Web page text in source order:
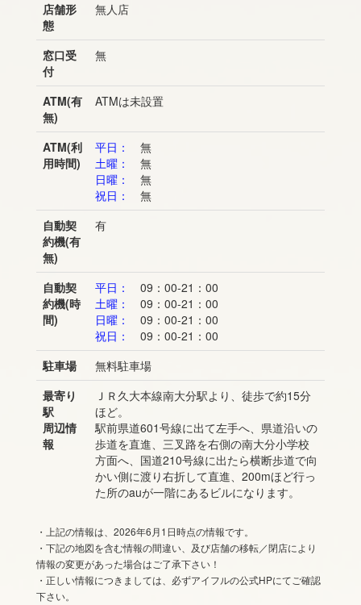
店舗形
態
無人店
窓口受
付
無
ATM(有
無)
ATMは未設置
ATM(利
用時間)
平日：
無
土曜：
無
日曜：
無
祝日：
無
自動契
約機(有
無)
有
自動契
約機(時
間)
平日：
09：00-21：00
土曜：
09：00-21：00
日曜：
09：00-21：00
祝日：
09：00-21：00
駐車場
無料駐車場
最寄り
駅
周辺情
報
ＪＲ久大本線南大分駅より、徒歩で約15分
ほど。
駅前県道601号線に出て左手へ、県道沿いの
歩道を直進、三叉路を右側の南大分小学校
方面へ、国道210号線に出たら横断歩道で向
かい側に渡り右折して直進、200mほど行っ
た所のauが一階にあるビルになります。
・上記の情報は、2026年6月1日時点の情報です。
・下記の地図を含む情報の間違い、及び店舗の移転／閉店により
情報の変更があった場合はご了承下さい！
・正しい情報につきましては、必ずアイフルの公式HPにてご確認
下さい。